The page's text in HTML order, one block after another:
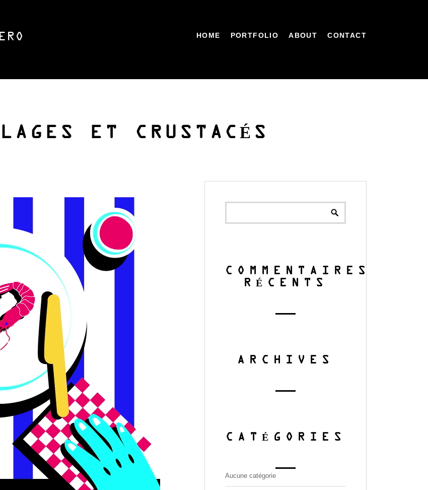
HOME PORTFOLIO ABOUT CONTACT
ET CRUSTACÉS
COMMENTAIRES
RÉCENTS
ARCHIVES
CATÉGORIES
Aucune catégorie